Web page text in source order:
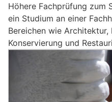
Höhere Fachprüfung zum
ein Studium an einer
Bereichen wie
Konservierung und